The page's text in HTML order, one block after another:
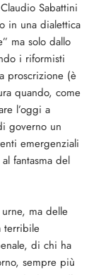
Sabattini
in una dialettica
ma solo dallo
i riformisti
proscrizione (è
quando, come
l’oggi a
governo un
emergenziali
fantasma del
ma delle
terribile
di chi ha
sempre più